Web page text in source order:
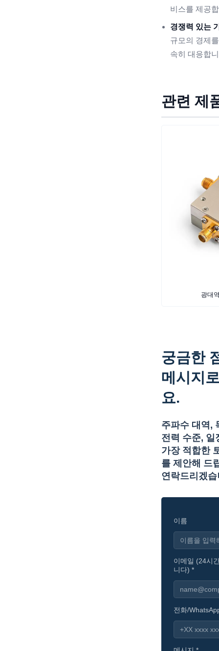
비스를 제공
경쟁력 있는
규모의 경제
속히 대응합
관련 제
광대
궁금한
메시지
요.
주파수 대역,
전력 수준, 일
가장 적합한
를 제안해 드
연락드리겠
이름
이메일 (24시
니다) *
전화/